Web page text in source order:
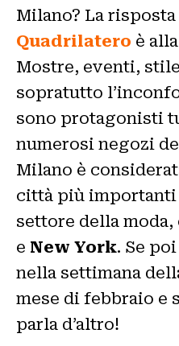
Milano? La
Quadrilatero è
Mostre, eventi,
sopratutto
sono protagonisti
numerosi negozi
Milano è
città più importanti
settore della moda,
e New York. Se
nella settimana
mese di febbraio e
parla d’altro!